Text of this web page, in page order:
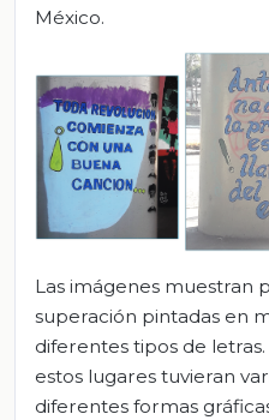
México.
Las imágenes muestran
superación pintadas en
diferentes tipos de
estos lugares tuvieran
diferentes formas